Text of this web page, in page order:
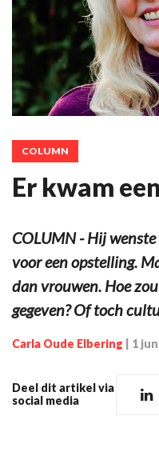
COLUMN
Er kwam
COLUMN - Hij
voor een opstelling.
dan vrouwen. Hoe
gegeven? Of toch
Carla Oude Elbering 1
Deel dit artikel via
social media